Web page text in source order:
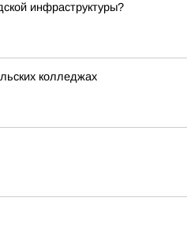
инфраструктуры?
колледжах